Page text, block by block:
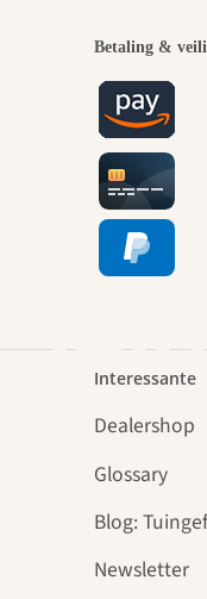
Betaling &
Interessante
Dealershop
Glossary
Blog:
Newsletter